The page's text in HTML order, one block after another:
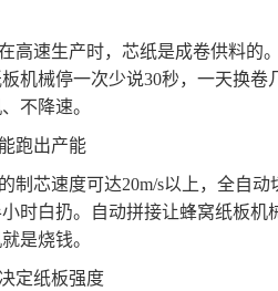
高速生产时，芯纸是成卷供料的
机械停一次少说30秒，一天换
不降速。
跑出产能
制芯速度可达20m/s以上，全自
时白扔。自动拼接让蜂窝纸板
是烧钱。
定纸板强度